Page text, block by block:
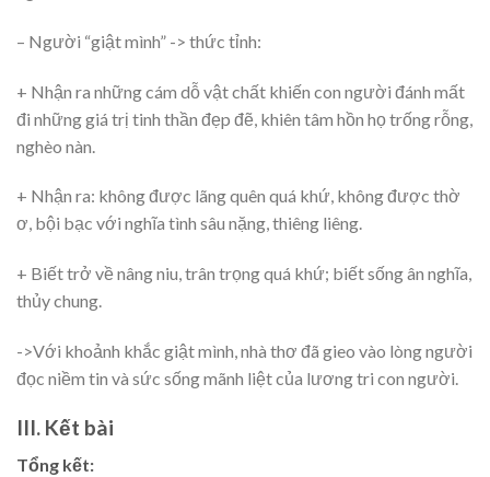
– Người “giật mình” -> thức tỉnh:
+ Nhận ra những cám dỗ vật chất khiến con người đánh mất
đi những giá trị tinh thần đẹp đẽ, khiên tâm hồn họ trống rỗng,
nghèo nàn.
+ Nhận ra: không được lãng quên quá khứ, không được thờ
ơ, bội bạc với nghĩa tình sâu nặng, thiêng liêng.
+ Biết trở về nâng niu, trân trọng quá khứ; biết sống ân nghĩa,
thủy chung.
->Với khoảnh khắc giật mình, nhà thơ đã gieo vào lòng người
đọc niềm tin và sức sống mãnh liệt của lương tri con người.
III. Kết bài
Tổng kết: